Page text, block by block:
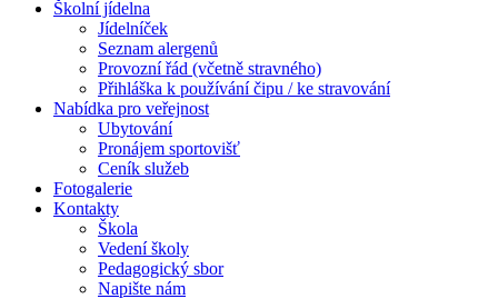
Školní jídelna
Jídelníček
Seznam alergenů
Provozní řád (včetně stravného)
Přihláška k používání čipu / ke stravování
Nabídka pro veřejnost
Ubytování
Pronájem sportovišť
Ceník služeb
Fotogalerie
Kontakty
Škola
Vedení školy
Pedagogický sbor
Napište nám